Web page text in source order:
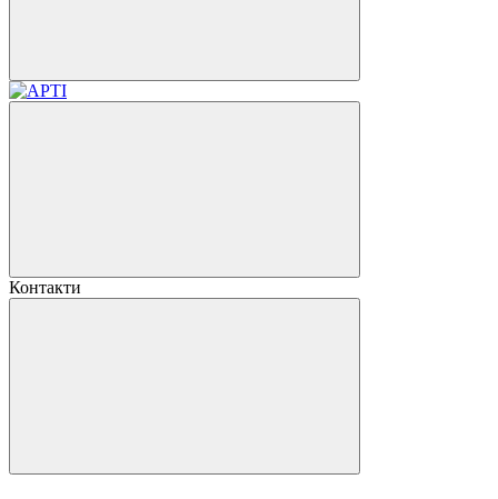
Контакти